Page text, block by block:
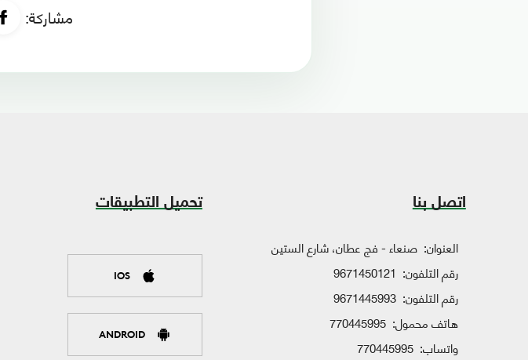
مشاركة:
اتصل بنا
العنوان: صنعاء - فج عطان، شارع الستين
رقم التلفون: 9671450121
رقم التلفون: 9671445993
هاتف محمول: 770445995
واتساب: 770445995
تحميل التطبيقات
IOS
ANDROID